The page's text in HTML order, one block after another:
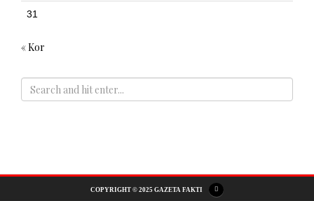
31
« Kor
COPYRIGHT © 2025 GAZETA FAKTI